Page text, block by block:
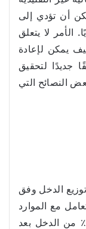
أن تؤدي إلى
الأمر لا يتعلق
يمكن لإعادة
جديدًا لتحقيق
النصائح التي
الدخل وفق
للتعامل مع الموارد
المالية. يتضمن هذا النموذج تخصيص ٥٠٪ من الدخل بعد